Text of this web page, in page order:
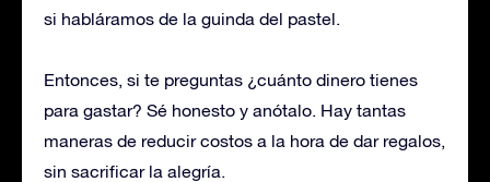
si habláramos de la guinda del pastel.
Entonces, si te preguntas ¿cuánto dinero tienes
para gastar? Sé honesto y anótalo. Hay tantas
maneras de reducir costos a la hora de dar regalos,
sin sacrificar la alegría.